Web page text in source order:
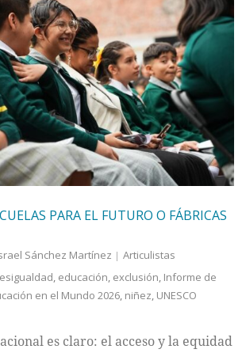
PARA EL FUTURO O FÁBRICAS
Sánchez Martínez
Articulistas
, educación, exclusión, Informe de
en el Mundo 2026, niñez, UNESCO
es claro: el acceso y la equidad